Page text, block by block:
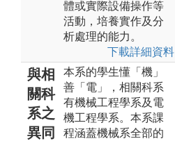
體或實際設備操作等
活動，培養實作及分
析處理的能力。
下載詳細資料
與相
關科
系之
異同
本系的學生懂「機」
善「電」，相關科系
有機械工程學系及電
機工程學系。本系課
程涵蓋機械系全部的